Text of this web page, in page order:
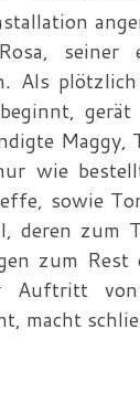
seiner
Als
Maggy,
wie
sowie
deren zum
zum
Auftritt
macht